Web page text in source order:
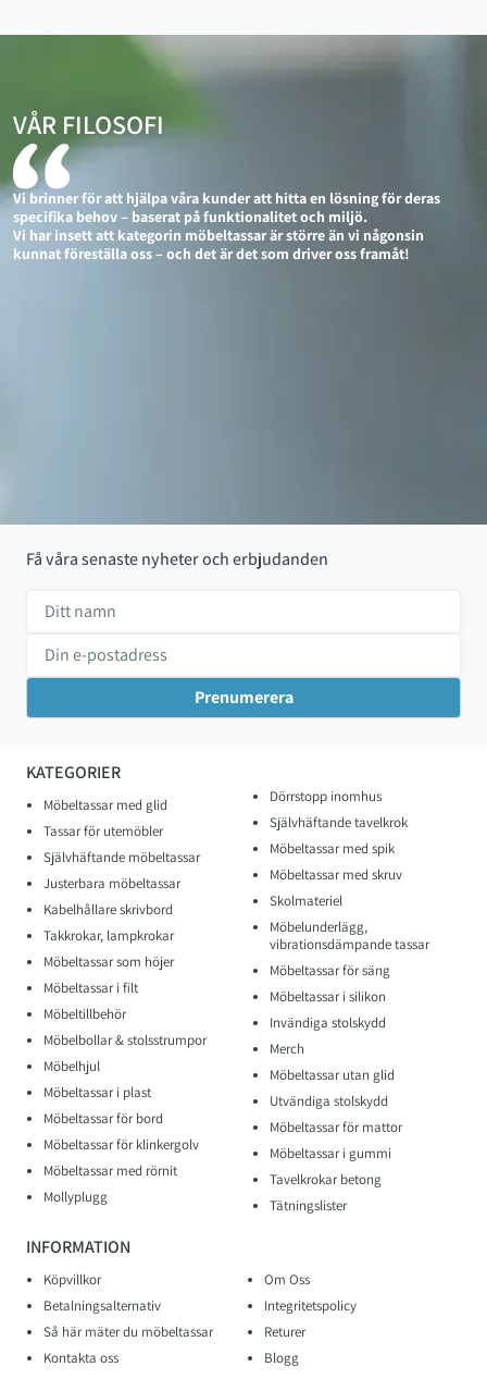
VÅR FILOSOFI
Vi brinner för att hjälpa våra kunder att hitta en lösning för deras
specifika behov – baserat på funktionalitet och miljö.
Vi har insett att kategorin möbeltassar är större än vi någonsin
kunnat föreställa oss – och det är det som driver oss framåt!
KATEGORIER
Möbeltassar med glid
Tassar för utemöbler
Självhäftande möbeltassar
Justerbara möbeltassar
Kabelhållare skrivbord
Takkrokar, lampkrokar
Möbeltassar som höjer
Möbeltassar i filt
Möbeltillbehör
Möbelbollar & stolsstrumpor
Möbelhjul
Möbeltassar i plast
Möbeltassar för bord
Möbeltassar för klinkergolv
Möbeltassar med rörnit
Mollyplugg
Dörrstopp inomhus
Självhäftande tavelkrok
Möbeltassar med spik
Möbeltassar med skruv
Skolmateriel
Möbelunderlägg,
vibrationsdämpande tassar
Möbeltassar för säng
Möbeltassar i silikon
Invändiga stolskydd
Merch
Möbeltassar utan glid
Utvändiga stolskydd
Möbeltassar för mattor
Möbeltassar i gummi
Tavelkrokar betong
Tätningslister
INFORMATION
Köpvillkor
Om Oss
Betalningsalternativ
Integritetspolicy
Så här mäter du möbeltassar
Returer
Kontakta oss
Blogg
Få våra senaste nyheter och erbjudanden